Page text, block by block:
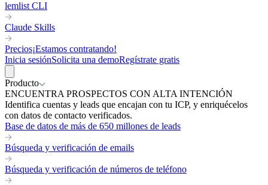
lemlist CLI
Claude Skills
Precios¡Estamos contratando!
Inicia sesiónSolicita una demoRegístrate gratis
Producto
ENCUENTRA PROSPECTOS CON ALTA INTENCIÓN
Identifica cuentas y leads que encajan con tu ICP, y enriquécelos
con datos de contacto verificados.
Base de datos de más de 650 millones de leads
Búsqueda y verificación de emails
Búsqueda y verificación de números de teléfono